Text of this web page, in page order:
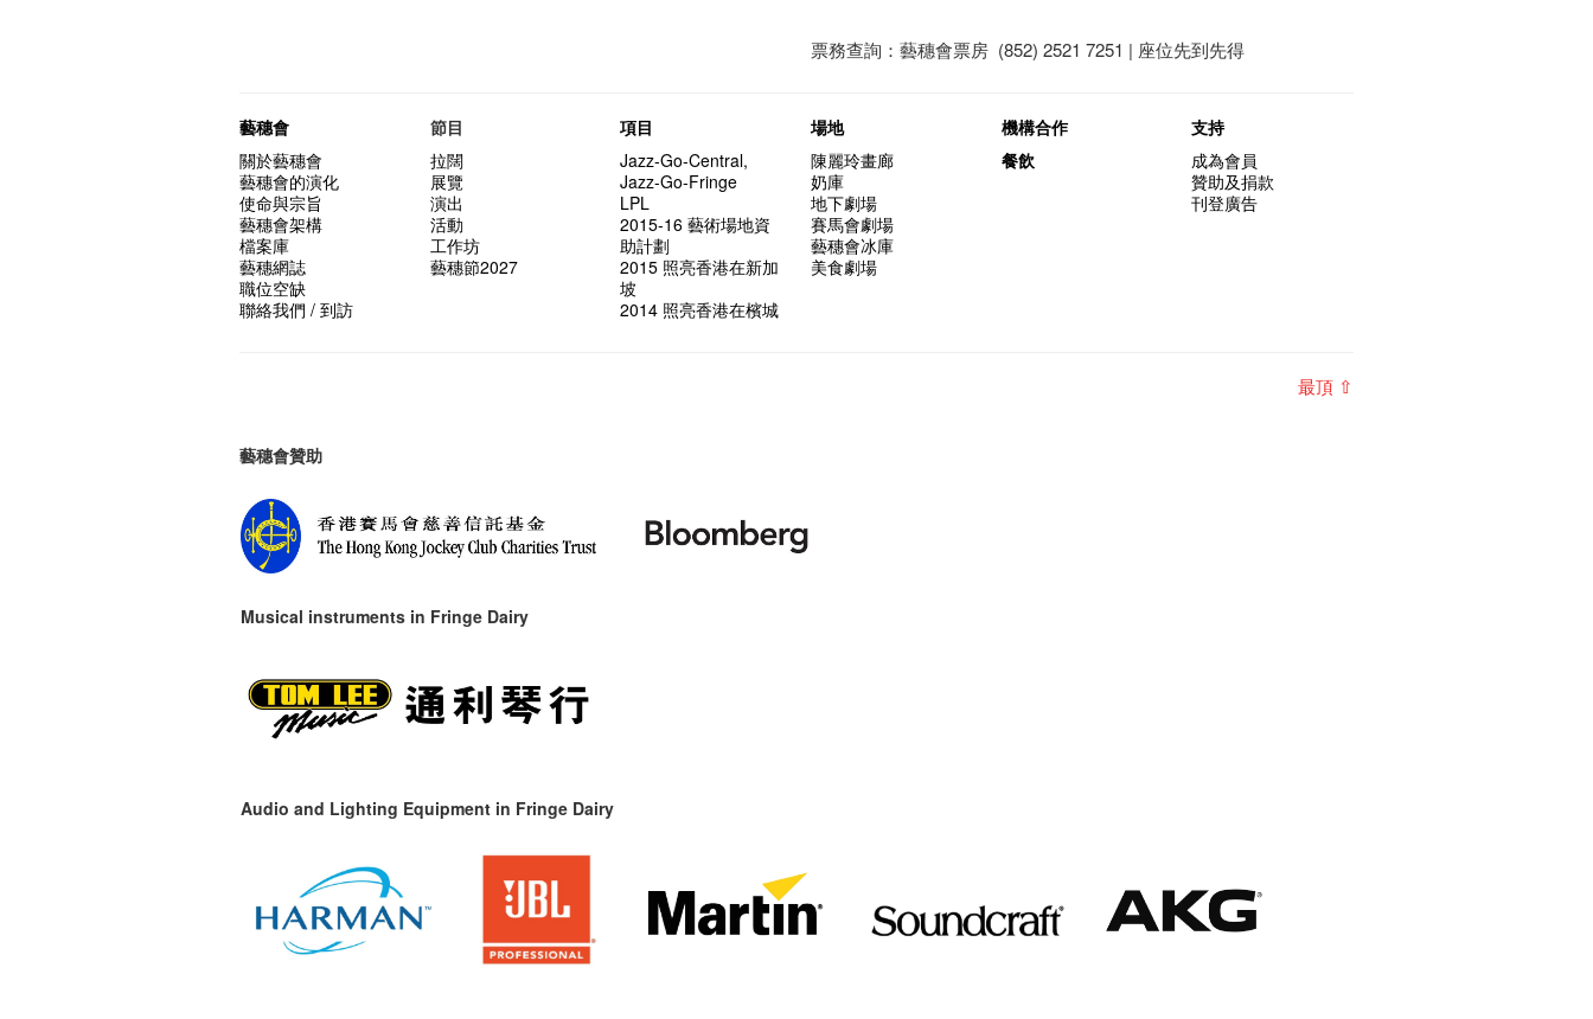
票務查詢：藝穗會票房 (852) 2521 7251 | 座位先到先得
藝穗會
關於藝穗會
藝穗會的演化
使命與宗旨
藝穗會架構
檔案庫
藝穗網誌
職位空缺
聯絡我們 / 到訪
節目
拉闊
展覽
演出
活動
工作坊
藝穗節2027
項目
Jazz-Go-Central,
Jazz-Go-Fringe
LPL
2015-16 藝術場地資
助計劃
2015 照亮香港在新加
坡
2014 照亮香港在檳城
場地
陳麗玲畫廊
奶庫
地下劇場
賽馬會劇場
藝穗會冰庫
美食劇場
機構合作
餐飲
支持
成為會員
贊助及捐款
刊登廣告
最頂 ⇧
藝穗會贊助
Musical instruments in Fringe Dairy
Audio and Lighting Equipment in Fringe Dairy